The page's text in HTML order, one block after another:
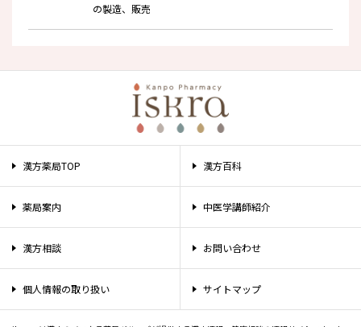
の製造、販売
漢方薬局TOP 漢方百科
薬局案内 中医学講師紹介
漢方相談 お問い合わせ
個人情報の取り扱い サイトマップ